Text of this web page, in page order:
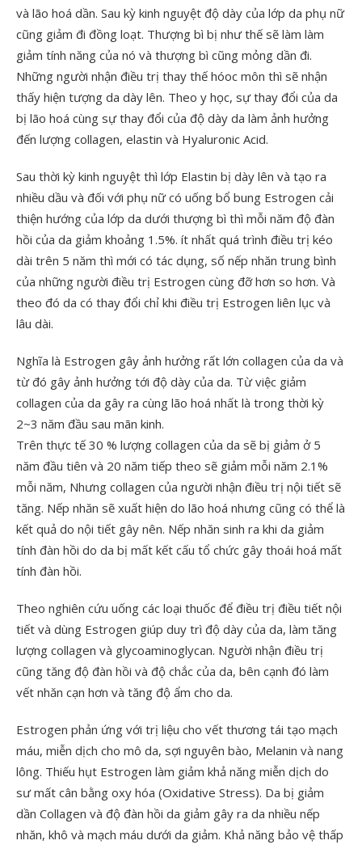
và lão hoá dần. Sau kỳ kinh nguyệt độ dày của lớp da phụ nữ
cũng giảm đi đồng loạt. Thượng bì bị như thế sẽ làm làm
giảm tính năng của nó và thượng bì cũng mỏng dần đi.
Những người nhận điều trị thay thế hóoc môn thì sẽ nhận
thấy hiện tượng da dày lên. Theo y học, sự thay đổi của da
bị lão hoá cùng sự thay đổi của độ dày da làm ảnh hưởng
đến lượng collagen, elastin và Hyaluronic Acid.
Sau thời kỳ kinh nguyệt thì lớp Elastin bị dày lên và tạo ra
nhiều dầu và đối với phụ nữ có uống bổ bung Estrogen cải
thiện hướng của lớp da dưới thượng bì thì mỗi năm độ đàn
hồi của da giảm khoảng 1.5%. ít nhất quá trình điều trị kéo
dài trên 5 năm thì mới có tác dụng, số nếp nhăn trung bình
của những người điều trị Estrogen cùng đỡ hơn so hơn. Và
theo đó da có thay đổi chỉ khi điều trị Estrogen liên lục và
lâu dài.
Nghĩa là Estrogen gây ảnh hưởng rất lớn collagen của da và
từ đó gây ảnh hưởng tới độ dày của da. Từ việc giảm
collagen của da gây ra cùng lão hoá nhất là trong thời kỳ
2~3 năm đầu sau mãn kinh.
Trên thực tế 30 % lượng collagen của da sẽ bị giảm ở 5
năm đầu tiên và 20 năm tiếp theo sẽ giảm mỗi năm 2.1%
mỗi năm, Nhưng collagen của người nhận điều trị nội tiết sẽ
tăng. Nếp nhăn sẽ xuất hiện do lão hoá nhưng cũng có thể là
kết quả do nội tiết gây nên. Nếp nhăn sinh ra khi da giảm
tính đàn hồi do da bị mất kết cấu tổ chức gây thoái hoá mất
tính đàn hồi.
Theo nghiên cứu uống các loại thuốc để điều trị điều tiết nội
tiết và dùng Estrogen giúp duy trì độ dày của da, làm tăng
lượng collagen và glycoaminoglycan. Người nhận điều trị
cũng tăng độ đàn hồi và độ chắc của da, bên cạnh đó làm
vết nhăn cạn hơn và tăng độ ẩm cho da.
Estrogen phản ứng với trị liệu cho vết thương tái tạo mạch
máu, miễn dịch cho mô da, sợi nguyên bào, Melanin và nang
lông. Thiếu hụt Estrogen làm giảm khả năng miễn dịch do
sư mất cân bằng oxy hóa (Oxidative Stress). Da bị giảm
dần Collagen và độ đàn hồi da giảm gây ra da nhiều nếp
nhăn, khô và mạch máu dưới da giảm. Khả năng bảo vệ thấp